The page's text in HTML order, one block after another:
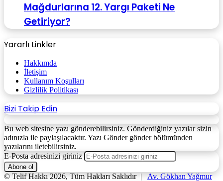
Mağdurlarına 12. Yargı Paketi Ne
Getiriyor?
Yararlı Linkler
Hakkımda
İletişim
Kullanım Koşulları
Gizlilik Politikası
Bizi Takip Edin
Bu web sitesine yazı gönderebilirsiniz. Gönderdiğiniz yazılar sizin
adınızla ile paylaşılacaktır. Yazı Gönder gönder bölümünden
yazılarını iletebilirsiniz.
E-Posta adresinizi giriniz
© Telif Hakkı 2026, Tüm Hakları Saklıdır |Av. Gökhan Yağmur